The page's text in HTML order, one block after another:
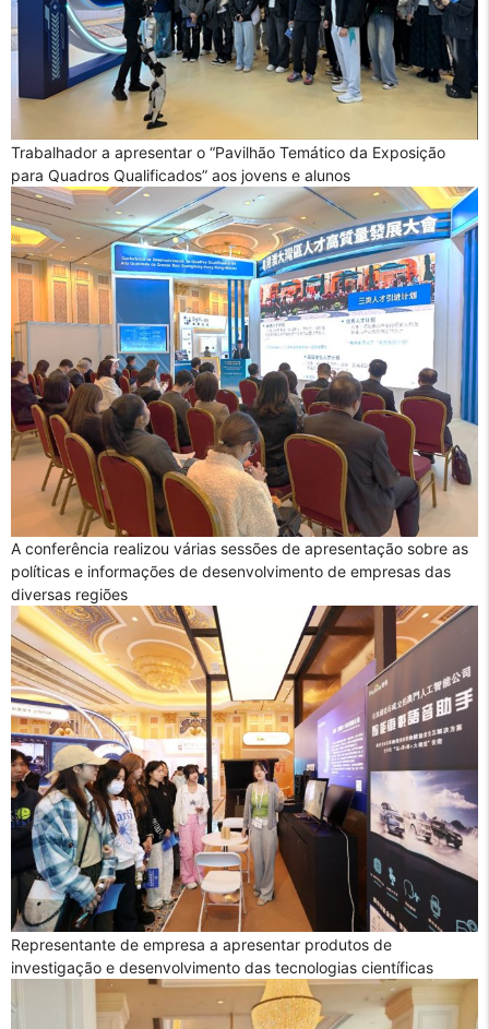
Trabalhador a apresentar o “Pavilhão Temático da Exposição
para Quadros Qualificados” aos jovens e alunos
A conferência realizou várias sessões de apresentação sobre as
políticas e informações de desenvolvimento de empresas das
diversas regiões
Representante de empresa a apresentar produtos de
investigação e desenvolvimento das tecnologias científicas